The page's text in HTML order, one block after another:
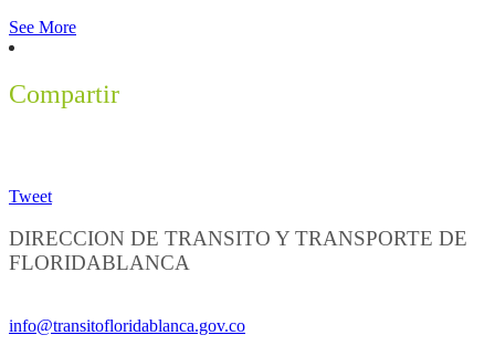
See More
Compartir
Tweet
DIRECCION DE TRANSITO Y TRANSPORTE DE
FLORIDABLANCA
info@transitofloridablanca.gov.co